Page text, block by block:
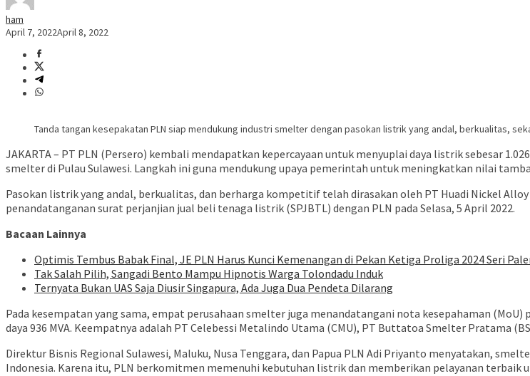
ham
April 7, 2022April 8, 2022
Tanda tangan kesepakatan PLN siap mendukung industri smelter dengan pasokan listrik yang andal, berkualitas,
JAKARTA – PT PLN (Persero) kembali mendapatkan kepercayaan untuk menyuplai daya listrik sebesar
smelter di Pulau Sulawesi. Langkah ini guna mendukung upaya pemerintah untuk meningkatkan nilai
Pasokan listrik yang andal, berkualitas, dan berharga kompetitif telah dirasakan oleh PT Huadi Nickel
penandatanganan surat perjanjian jual beli tenaga listrik (SPJBTL) dengan PLN pada Selasa, 5 April 2022.
Bacaan Lainnya
Optimis Tembus Babak Final, JE PLN Harus Kunci Kemenangan di Pekan Ketiga Proliga 2024 Seri
Tak Salah Pilih, Sangadi Bento Mampu Hipnotis Warga Tolondadu Induk
Ternyata Bukan UAS Saja Diusir Singapura, Ada Juga Dua Pendeta Dilarang
Pada kesempatan yang sama, empat perusahaan smelter juga menandatangani nota kesepahaman
daya 936 MVA. Keempatnya adalah PT Celebessi Metalindo Utama (CMU), PT Buttatoa Smelter Pratama
Direktur Bisnis Regional Sulawesi, Maluku, Nusa Tenggara, dan Papua PLN Adi Priyanto menyatakan,
Indonesia. Karena itu, PLN berkomitmen memenuhi kebutuhan listrik dan memberikan pelayanan terbaik